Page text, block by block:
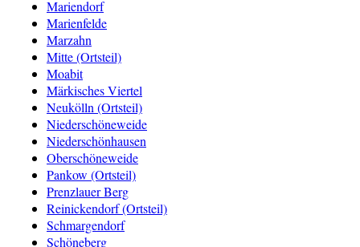
Mariendorf
Marienfelde
Marzahn
Mitte (Ortsteil)
Moabit
Märkisches Viertel
Neukölln (Ortsteil)
Niederschöneweide
Niederschönhausen
Oberschöneweide
Pankow (Ortsteil)
Prenzlauer Berg
Reinickendorf (Ortsteil)
Schmargendorf
Schöneberg